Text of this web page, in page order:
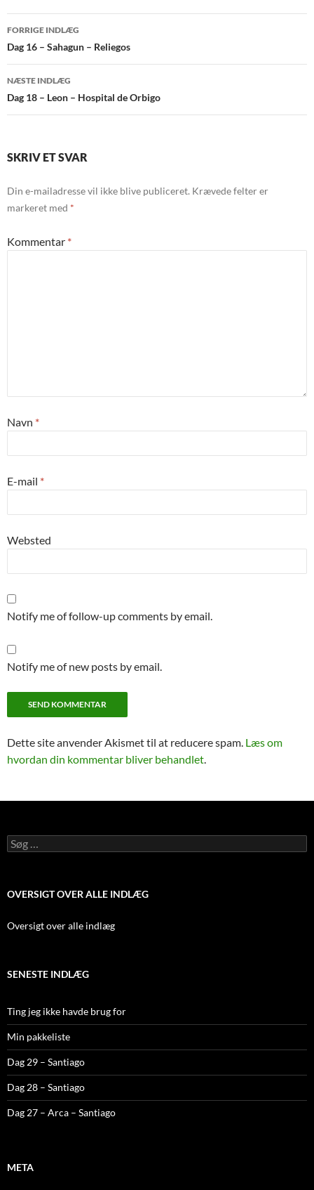
Indlægsnavigation
FORRIGE INDLÆG
Dag 16 – Sahagun – Reliegos
NÆSTE INDLÆG
Dag 18 – Leon – Hospital de Orbigo
SKRIV ET SVAR
Din e-mailadresse vil ikke blive publiceret. Krævede felter er
markeret med *
Kommentar *
Navn *
E-mail *
Websted
Notify me of follow-up comments by email.
Notify me of new posts by email.
Dette site anvender Akismet til at reducere spam. Læs om
hvordan din kommentar bliver behandlet.
Søg
efter:
OVERSIGT OVER ALLE INDLÆG
Oversigt over alle indlæg
SENESTE INDLÆG
Ting jeg ikke havde brug for
Min pakkeliste
Dag 29 – Santiago
Dag 28 – Santiago
Dag 27 – Arca – Santiago
META